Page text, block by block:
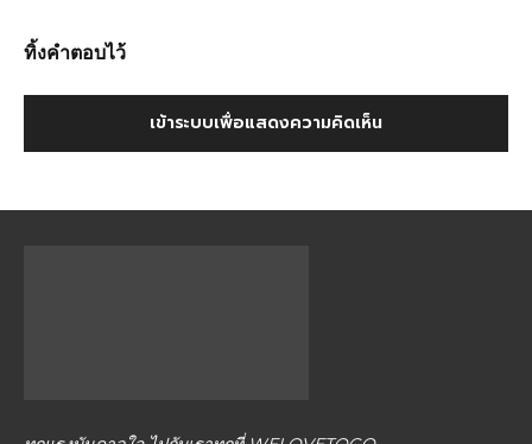
ทิ้งคำตอบไว้
เข้าระบบเพื่อแสดงความคิดเห็น